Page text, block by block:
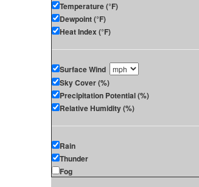
Temperature (°F)
Dewpoint (°F)
Heat Index (°F)
Surface Wind
Sky Cover (%)
Precipitation Potential (%)
Relative Humidity (%)
Rain
Thunder
Fog